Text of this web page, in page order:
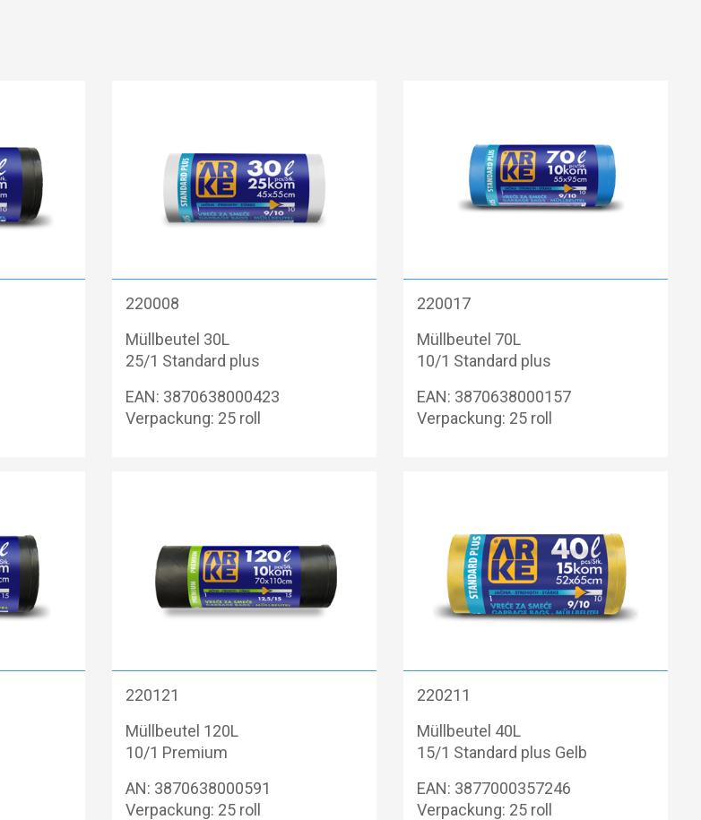
220008
Müllbeutel 30L
25/1 Standard plus
EAN: 3870638000423
Verpackung: 25 roll
220017
Müllbeutel 70L
10/1 Standard plus
EAN: 3870638000157
Verpackung: 25 roll
220121
Müllbeutel 120L
10/1 Premium
AN: 3870638000591
Verpackung: 25 roll
220211
Müllbeutel 40L
15/1 Standard plus Gelb
EAN: 3877000357246
Verpackung: 25 roll